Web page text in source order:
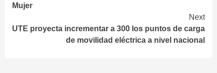
Mujer
Next
UTE proyecta incrementar a 300 los puntos de carga
de movilidad eléctrica a nivel nacional